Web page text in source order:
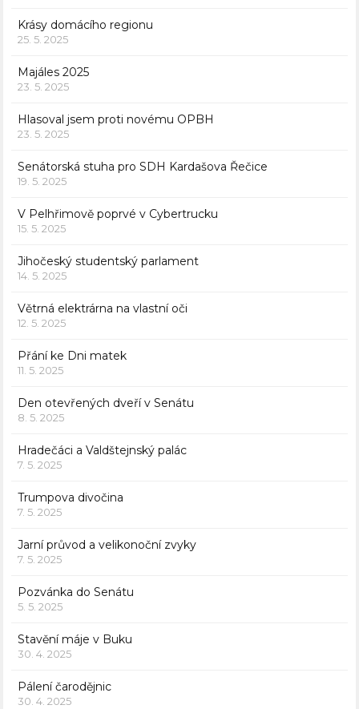
Krásy domácího regionu
25. 5. 2025
Majáles 2025
23. 5. 2025
Hlasoval jsem proti novému OPBH
23. 5. 2025
Senátorská stuha pro SDH Kardašova Řečice
19. 5. 2025
V Pelhřimově poprvé v Cybertrucku
15. 5. 2025
Jihočeský studentský parlament
14. 5. 2025
Větrná elektrárna na vlastní oči
12. 5. 2025
Přání ke Dni matek
11. 5. 2025
Den otevřených dveří v Senátu
8. 5. 2025
Hradečáci a Valdštejnský palác
7. 5. 2025
Trumpova divočina
7. 5. 2025
Jarní průvod a velikonoční zvyky
7. 5. 2025
Pozvánka do Senátu
5. 5. 2025
Stavění máje v Buku
30. 4. 2025
Pálení čarodějnic
30. 4. 2025